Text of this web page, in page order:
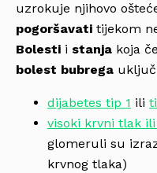
uzrokuje njihovo
pogoršavati tijekom
Bolesti i stanja koja
bolest bubrega
dijabetes tip 1 ili
visoki krvni tlak
glomeruli su
krvnog tlaka)